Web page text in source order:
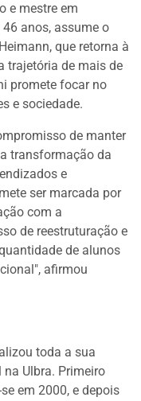
e mestre em
anos, assume o
que retorna à
trajetória de mais de
promete focar no
e sociedade.
de manter
transformação da
e
ser marcada por
com a
de reestruturação e
de alunos
afirmou
toda a sua
Ulbra. Primeiro
em 2000, e depois